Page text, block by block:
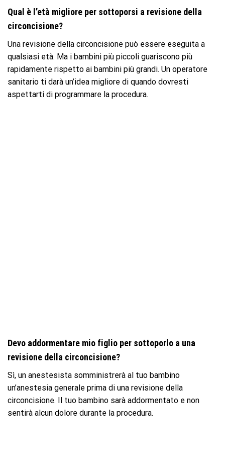
Qual è l’età migliore per sottoporsi a revisione della
circoncisione?
Una revisione della circoncisione può essere eseguita a
qualsiasi età. Ma i bambini più piccoli guariscono più
rapidamente rispetto ai bambini più grandi. Un operatore
sanitario ti darà un’idea migliore di quando dovresti
aspettarti di programmare la procedura.
Devo addormentare mio figlio per sottoporlo a una
revisione della circoncisione?
Sì, un anestesista somministrerà al tuo bambino
un’anestesia generale prima di una revisione della
circoncisione. Il tuo bambino sarà addormentato e non
sentirà alcun dolore durante la procedura.